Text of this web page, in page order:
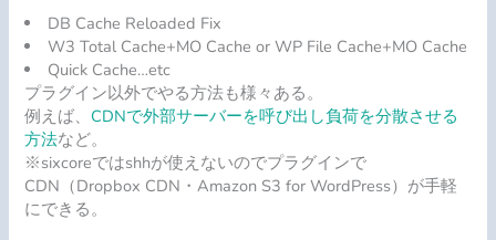
DB Cache Reloaded Fix
W3 Total Cache+MO Cache or WP File Cache+MO Cache
Quick Cache…etc
プラグイン以外でやる方法も様々ある。
例えば、 CDNで外部サーバーを呼び出し負荷を分散させる
方法など。
※sixcoreではshhが使えないのでプラグインで
CDN（Dropbox CDN・Amazon S3 for WordPress）が手軽
にできる。